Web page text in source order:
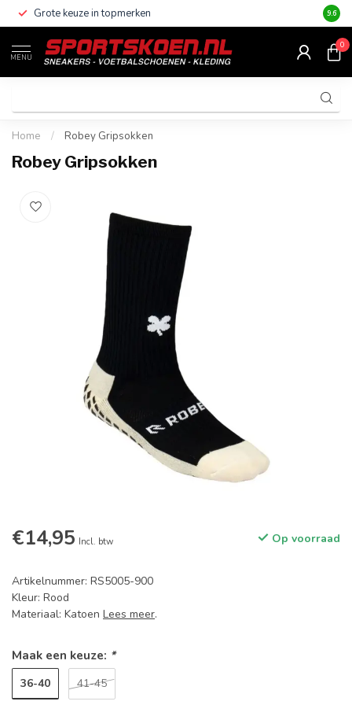
Grote keuze in topmerken Altijd
9.6
MENU
0
Home / Robey Gripsokken
Robey Gripsokken
€14,95 Incl. btw Op voorraad
Artikelnummer: RS5005-900
Kleur: Rood
Materiaal: Katoen Lees meer.
Maak een keuze: *
36-40 41-45